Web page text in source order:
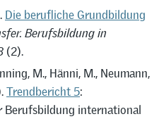
Die berufliche Grundbildung
Berufsbildung in
(2).
M., Hänni, M., Neumann,
Trendbericht 5:
Berufsbildung international